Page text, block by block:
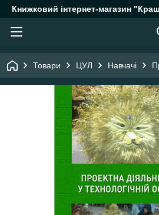
Книжковий інтернет-магазин
Товари ЦУЛ Навчачі